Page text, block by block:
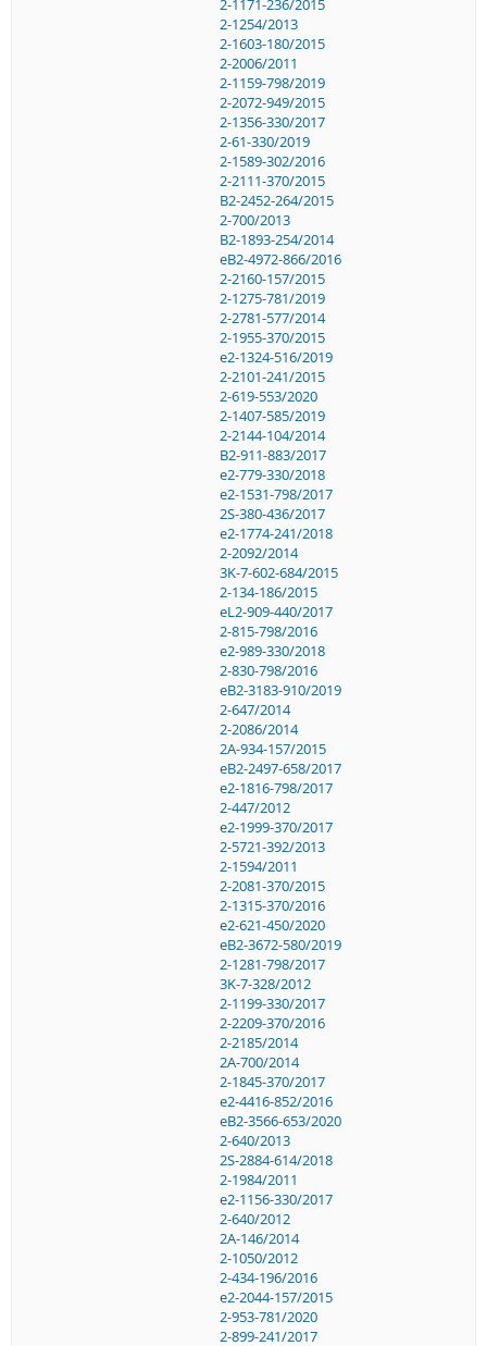
2-1254/2013
2-1603-180/2015
2-2006/2011
2-1159-798/2019
2-2072-949/2015
2-1356-330/2017
2-61-330/2019
2-1589-302/2016
2-2111-370/2015
B2-2452-264/2015
2-700/2013
B2-1893-254/2014
eB2-4972-866/2016
2-2160-157/2015
2-1275-781/2019
2-2781-577/2014
2-1955-370/2015
e2-1324-516/2019
2-2101-241/2015
2-619-553/2020
2-1407-585/2019
2-2144-104/2014
B2-911-883/2017
e2-779-330/2018
e2-1531-798/2017
2S-380-436/2017
e2-1774-241/2018
2-2092/2014
3K-7-602-684/2015
2-134-186/2015
eL2-909-440/2017
2-815-798/2016
e2-989-330/2018
2-830-798/2016
eB2-3183-910/2019
2-647/2014
2-2086/2014
2A-934-157/2015
eB2-2497-658/2017
e2-1816-798/2017
2-447/2012
e2-1999-370/2017
2-5721-392/2013
2-1594/2011
2-2081-370/2015
2-1315-370/2016
e2-621-450/2020
eB2-3672-580/2019
2-1281-798/2017
3K-7-328/2012
2-1199-330/2017
2-2209-370/2016
2-2185/2014
2A-700/2014
2-1845-370/2017
e2-4416-852/2016
eB2-3566-653/2020
2-640/2013
2S-2884-614/2018
2-1984/2011
e2-1156-330/2017
2-640/2012
2A-146/2014
2-1050/2012
2-434-196/2016
e2-2044-157/2015
2-953-781/2020
2-899-241/2017